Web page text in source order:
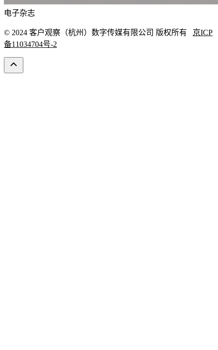
电子杂志
© 2024 客户观察（杭州）数字传媒有限公司 版权所有
京ICP
备11034704号-2